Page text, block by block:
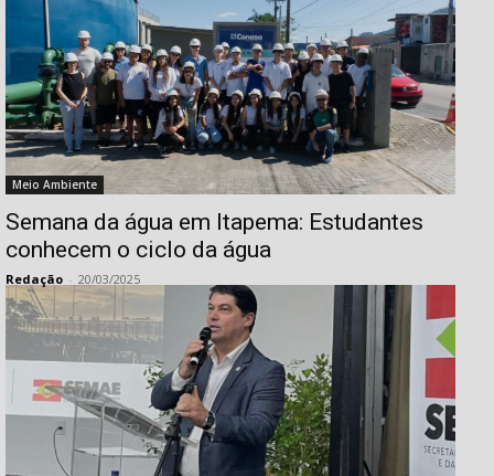
Meio Ambiente
Semana da água em Itapema: Estudantes
conhecem o ciclo da água
Redação - 20/03/2025